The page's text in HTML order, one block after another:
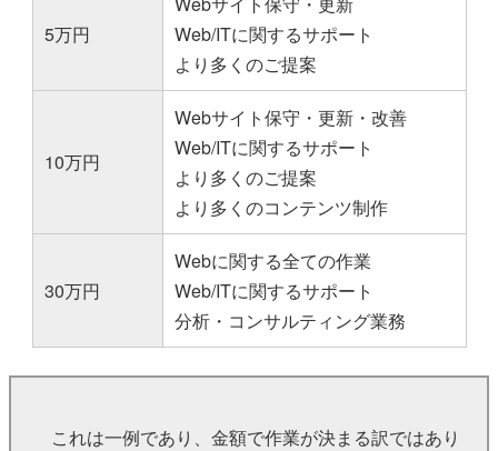
5万円
Web/ITに関するサポート
より多くのご提案
10万円
Webサイト保守・更新・改善
Web/ITに関するサポート
より多くのご提案
より多くのコンテンツ制作
30万円
Webに関する全ての作業
Web/ITに関するサポート
分析・コンサルティング業務
これは一例であり、金額で作業が決まる訳ではあり